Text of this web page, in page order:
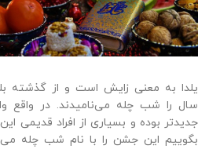
یلدا به معنی زایش است و از گذشته
سال را شب چله می‌نامیدند. در واقع
جدیدتر بوده و بسیاری از افراد قدیمی
بگوییم این جشن را با نام شب چله